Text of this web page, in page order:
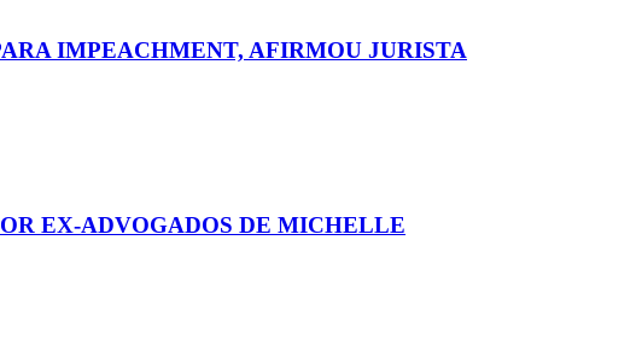
IMPEACHMENT, AFIRMOU JURISTA
EX-ADVOGADOS DE MICHELLE